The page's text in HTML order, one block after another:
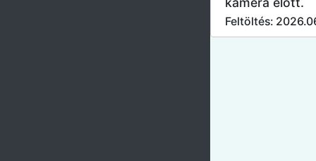
Feltöltés: